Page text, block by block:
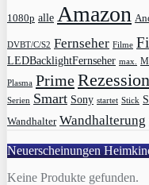
1080p alle Amazon
DVBT/C/S2 Fernseher Filme
LEDBacklightFernseher max.
Plasma Prime
Serien Smart Sony startet Stick
Wandhalter Wandhalterung
Neuerscheinungen
Keine Produkte gefunden.